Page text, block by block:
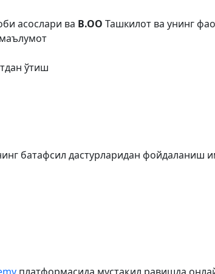
асослари ва B.OO Ташкилот ва унинг
ўтиш
батафсил дастурларидан фойдаланиш